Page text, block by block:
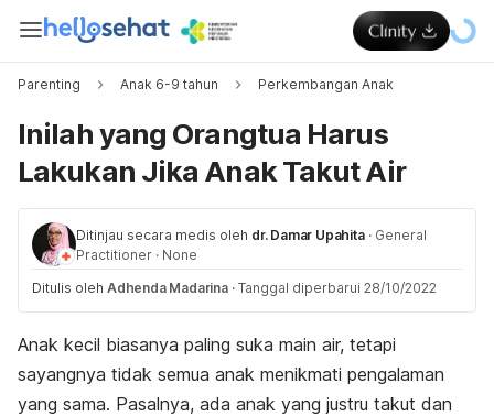
Parenting Anak 6-9 tahun Perkembangan Anak
Inilah yang Orangtua Harus
Lakukan Jika Anak Takut Air
Ditinjau secara medis oleh dr. Damar Upahita · General
Practitioner · None
Ditulis oleh Adhenda Madarina · Tanggal diperbarui 28/10/2022
Anak kecil biasanya paling suka main air, tetapi
sayangnya tidak semua anak menikmati pengalaman
yang sama. Pasalnya, ada anak yang justru takut dan